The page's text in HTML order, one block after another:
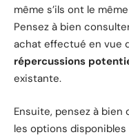
même s’ils ont le
Pensez à bien
achat effectué en vue
répercussions
existante.
Ensuite, pensez à
les options